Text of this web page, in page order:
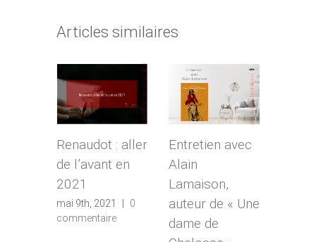
Articles similaires
Renaudot : aller
de l’avant en
2021
mai 9th, 2021 | 0
commentaire
Entretien avec
Alain
Lamaison,
auteur de « Une
dame de
0